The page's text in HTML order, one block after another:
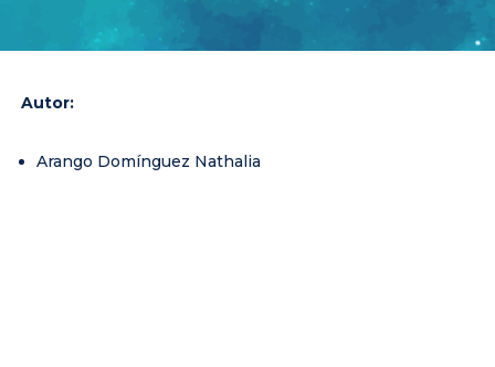
Autor:
Arango Domínguez Nathalia